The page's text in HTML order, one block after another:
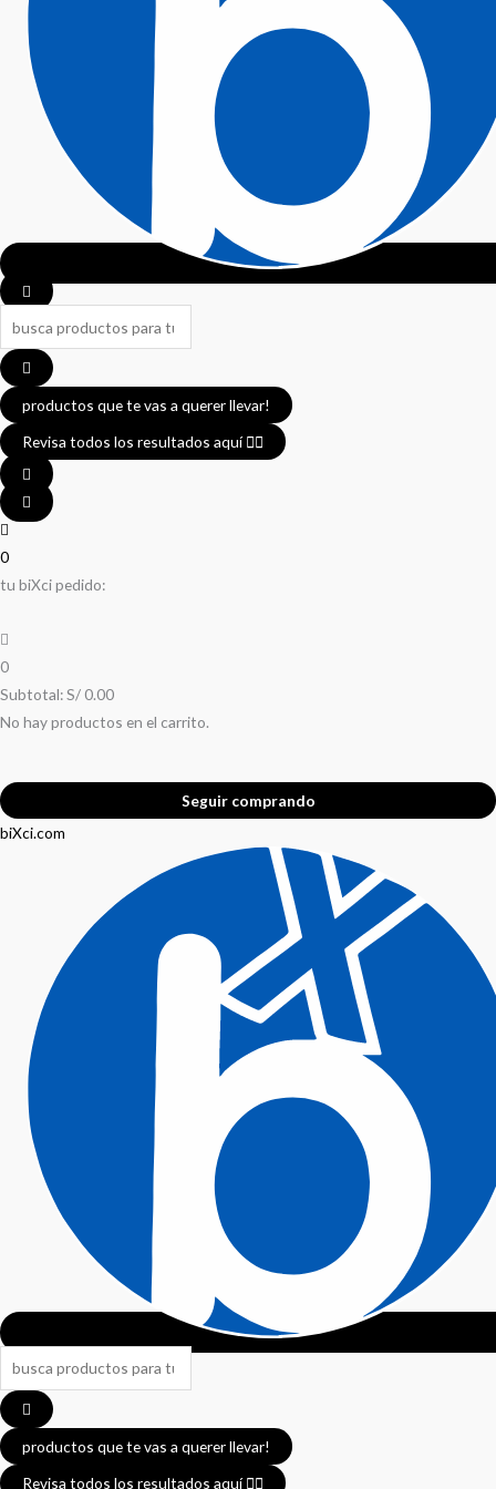
...
productos que te vas a querer llevar!
Revisa todos los resultados aquí 👈🏼
0
tu biXci pedido:
0
Subtotal:S/ 0.00
No hay productos en el carrito.
Seguir comprando
biXci.com
Search
...
productos que te vas a querer llevar!
Revisa todos los resultados aquí 👈🏼